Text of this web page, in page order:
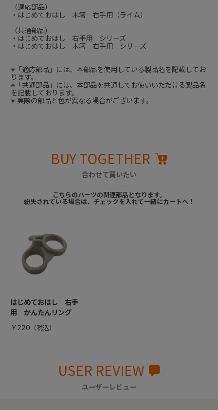
（適応部品）
・はじめておはし 木箸 右手用（ライム）
（共通部品）
・はじめておはし 右手用 シリーズ
・はじめておはし 木箸 右手用 シリーズ
※「適応部品」には、本部品を使用している製品名を記載してお
ります。
※「共通部品」には、本部品を共通してお使いいただける製品名
を記載しております。
※ 実際の部品と色が異なる場合がございます。
BUY TOGETHER
合わせて買いたい
こちらのパーツの関連部品となります。
紛失されている場合は、チェックを入れて一緒にカートへ！
はじめておはし 右手
用 かんたんリング
￥220
USER REVIEW
ユーザーレビュー